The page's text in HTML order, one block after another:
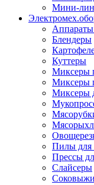
Мини-
Электромех.
Аппараты
Блендеры
Куттеры
Миксеры
Миксеры
Миксеры
Пилы для
Прессы
Слайсеры